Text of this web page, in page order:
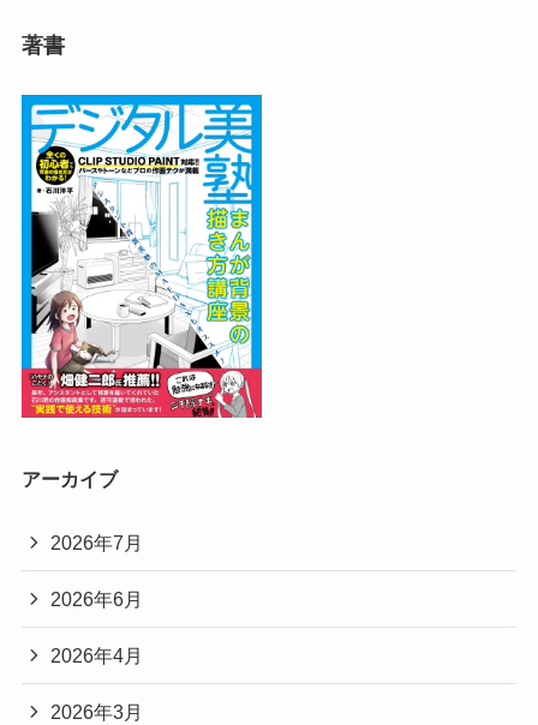
著書
アーカイブ
2026年7月
2026年6月
2026年4月
2026年3月